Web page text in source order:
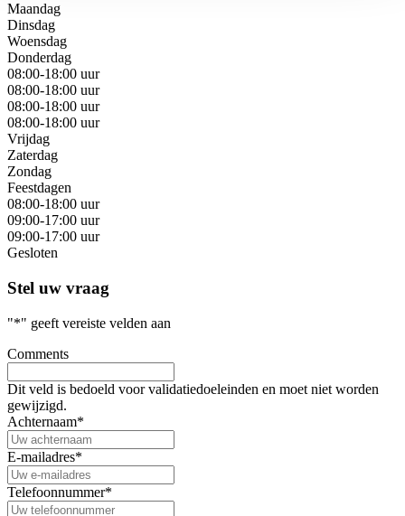
Maandag
Dinsdag
Woensdag
Donderdag
08:00-18:00 uur
08:00-18:00 uur
08:00-18:00 uur
08:00-18:00 uur
Vrijdag
Zaterdag
Zondag
Feestdagen
08:00-18:00 uur
09:00-17:00 uur
09:00-17:00 uur
Gesloten
Stel uw vraag
"*" geeft vereiste velden aan
Comments
Dit veld is bedoeld voor validatiedoeleinden en moet niet worden
gewijzigd.
Achternaam*
E-mailadres*
Telefoonnummer*